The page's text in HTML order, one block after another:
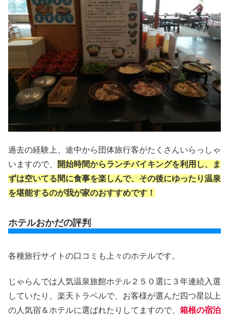
過去の経験上、途中から団体旅行客がたくさんいらっしゃ
いますので、
開始時間からランチバイキングを利用し、ま
ずは空いてる間に食事を楽しんで、その後にゆったり温泉
を堪能するのが我が家のおすすめです！
ホテルおかだの評判
各種旅行サイトの口コミも上々のホテルです。
じゃらんでは人気温泉旅館ホテル２５０選に３年連続入選
していたり、楽天トラベルで、お客様が選んだ四つ星以上
の人気宿＆ホテルに選ばれたりしてますので、 箱根の宿泊